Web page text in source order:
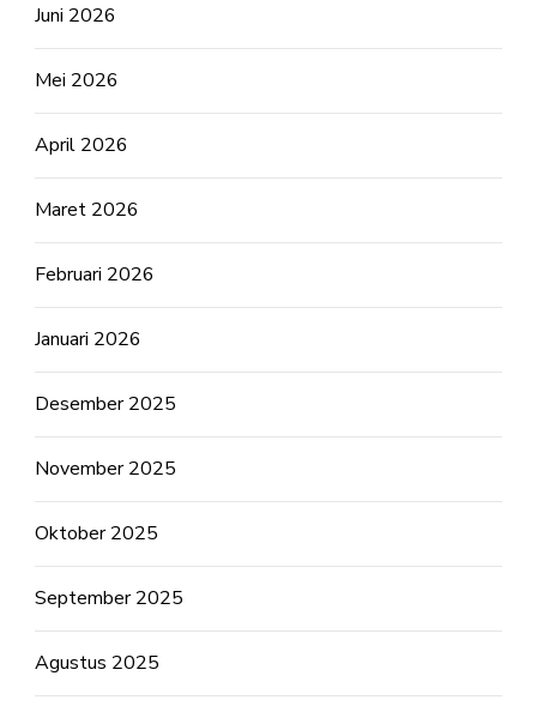
Juni 2026
Mei 2026
April 2026
Maret 2026
Februari 2026
Januari 2026
Desember 2025
November 2025
Oktober 2025
September 2025
Agustus 2025